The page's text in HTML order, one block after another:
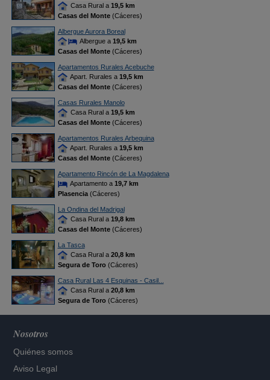
Casa Rural a 19,5 km
Casas del Monte(Cáceres)
Albergue Aurora Boreal
Albergue a 19,5 km
Casas del Monte(Cáceres)
Apartamentos Rurales Acebuche
Apart. Rurales a 19,5 km
Casas del Monte(Cáceres)
Casas Rurales Manolo
Casa Rural a 19,5 km
Casas del Monte(Cáceres)
Apartamentos Rurales Arbequina
Apart. Rurales a 19,5 km
Casas del Monte(Cáceres)
Apartamento Rincón de La Magdalena
Apartamento a 19,7 km
Plasencia(Cáceres)
La Ondina del Madrigal
Casa Rural a 19,8 km
Casas del Monte(Cáceres)
La Tasca
Casa Rural a 20,8 km
Segura de Toro(Cáceres)
Casa Rural Las 4 Esquinas - Casil...
Casa Rural a 20,8 km
Segura de Toro(Cáceres)
Nosotros
Quiénes somos
Aviso Legal